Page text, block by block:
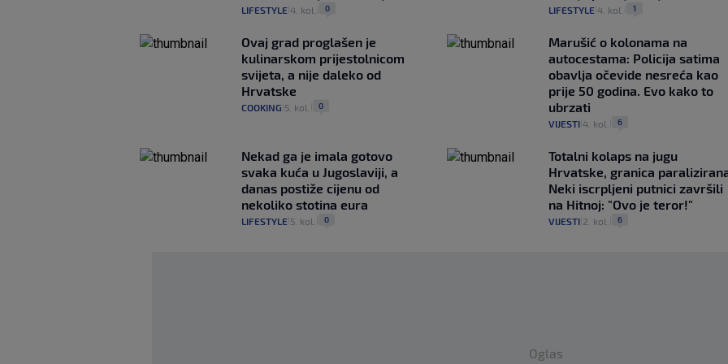
LIFESTYLE 4. kol. 0 LIFESTYLE| 4. kol. 1
Ovaj grad proglašen je
kulinarskom prijestolnicom
svijeta, a nije daleko od
Hrvatske
COOKING 5. kol. 0
Marušić o kolonama na
autocestama: Policija satima
obavlja očevide nesreća kao
prije 50 godina. Evo kako to
ubrzati
VIJESTI| 4. kol. 6
Nekad ga je imala gotovo
svaka kuća u Jugoslaviji, a
danas postiže cijenu od
nekoliko stotina eura
LIFESTYLE 5. kol. 0
Totalni kolaps na jugu
Hrvatske, granica
Neki iscrpljeni putnici završili
na Hitnoj: "Ovo je teror!"
VIJESTI| 2. kol. 6
Oglas